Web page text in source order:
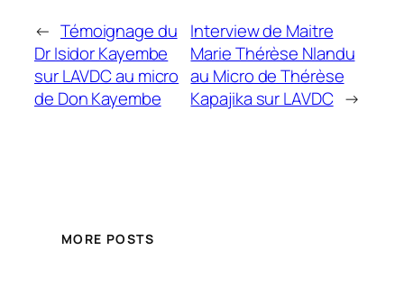
← Témoignage du
Dr Isidor Kayembe
sur LAVDC au micro
de Don Kayembe
Interview de Maitre
Marie Thérèse Nlandu
au Micro de Thérèse
Kapajika sur LAVDC →
MORE POSTS